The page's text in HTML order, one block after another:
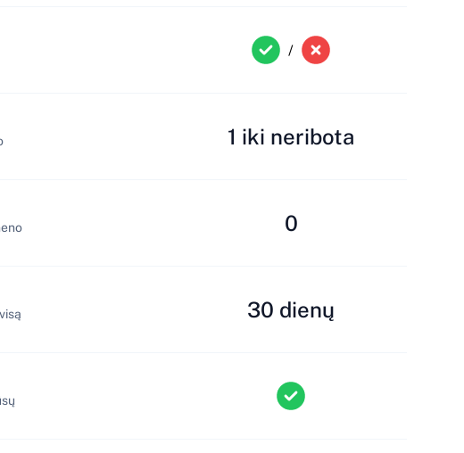
/
1 iki neribota
0
30 dienų